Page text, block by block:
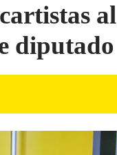
al
diputado